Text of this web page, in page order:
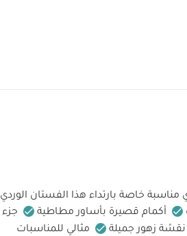
خاصة بارتداء هذا الفستان الوردي
أكمام قصيرة بأساور مطاطية
جزء
نقشة زهور جميلة
مثالي للمناسبات